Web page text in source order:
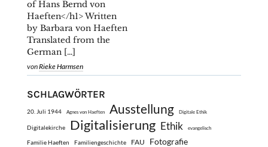
of Hans Bernd von
Haeften</h1> Written
by Barbara von Haeften
Translated from the
German […]
vonRieke Harmsen
SCHLAGWÖRTER
20. Juli 1944 Agnes von Haeften Ausstellung Digitale Ethik
Digitalekirche Digitalisierung Ethik evangelisch
Familie Haeften Familiengeschichte FAU Fotografie